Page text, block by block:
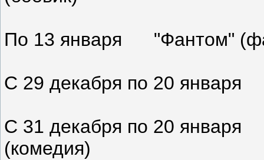
По 13 января "Фантом"
С 29 декабря по 20 января
С 31 декабря по 20
(комедия)